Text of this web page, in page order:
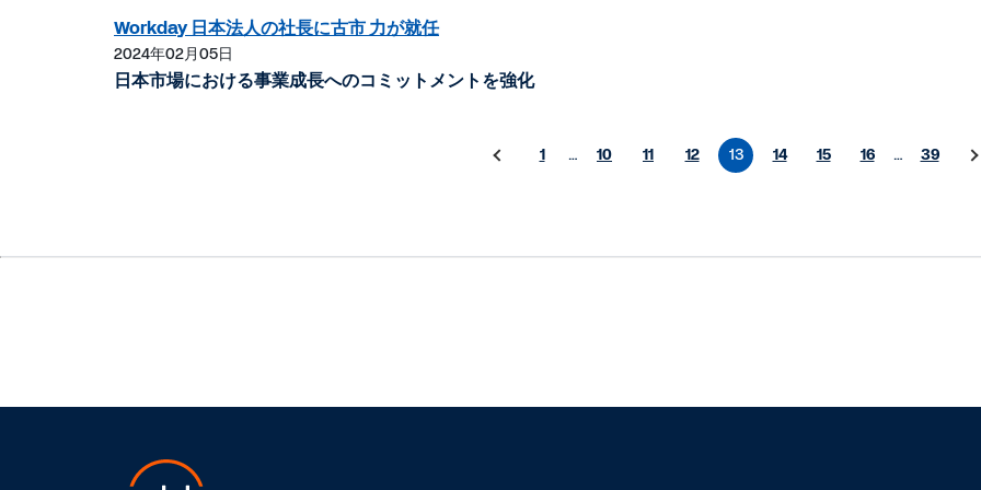
Workday 日本法人の社長に古市 力が就任
2024年02月05日
日本市場における事業成長へのコミットメントを強化
1 … 10 11 12 13 14 15 16 … 39